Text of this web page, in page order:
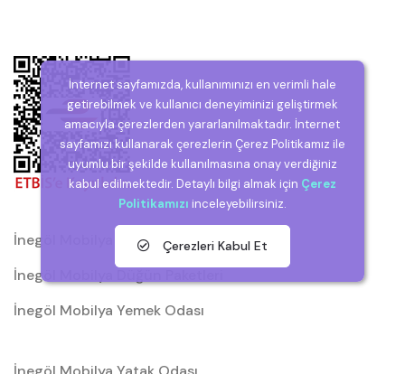
İnegöl Mobilya
İnegöl Mobilya Düğün Paketleri
İnegöl Mobilya Yemek Odası
İnternet sayfamızda, kullanımınızı en verimli hale
getirebilmek ve kullanıcı deneyiminizi geliştirmek
amacıyla çerezlerden yararlanılmaktadır. İnternet
sayfamızı kullanarak çerezlerin Çerez Politikamız ile
uyumlu bir şekilde kullanılmasına onay verdiğiniz
kabul edilmektedir. Detaylı bilgi almak için Çerez
Politikamızı inceleyebilirsiniz.
Çerezleri Kabul Et